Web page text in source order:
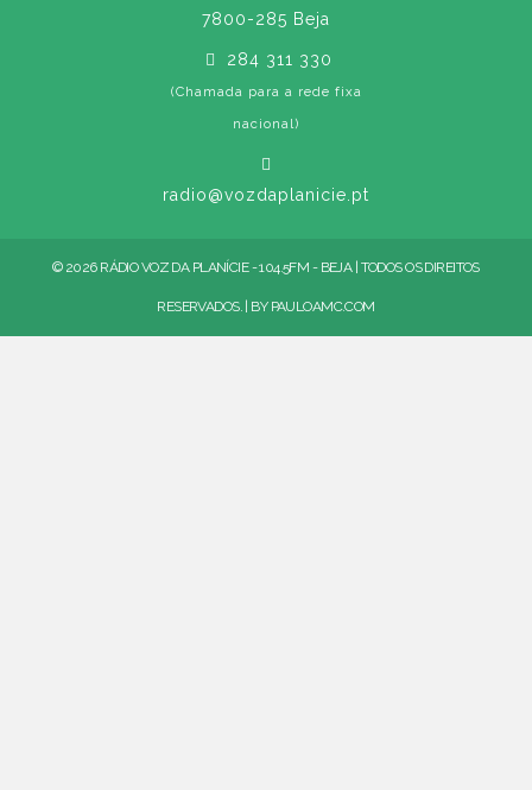
7800-285 Beja
284 311 330
(Chamada para a rede fixa
nacional)
radio@vozdaplanicie.pt
© 2026 RÁDIO VOZ DA PLANÍCIE - 104.5FM - BEJA | TODOS OS DIREITOS
RESERVADOS. | BY PAULOAMC.COM